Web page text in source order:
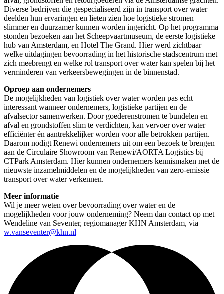
Diverse bedrijven die gespecialiseerd zijn in transport over water
deelden hun ervaringen en lieten zien hoe logistieke stromen
slimmer en duurzamer kunnen worden ingericht. Op het programma
stonden bezoeken aan het Scheepvaartmuseum, de eerste logistieke
hub van Amsterdam, en Hotel The Grand. Hier werd zichtbaar
welke uitdagingen bevoorrading in het historische stadscentrum met
zich meebrengt en welke rol transport over water kan spelen bij het
verminderen van verkeersbewegingen in de binnenstad.
Oproep aan ondernemers
De mogelijkheden van logistiek over water worden pas echt
interessant wanneer ondernemers, logistieke partijen en de
afvalsector samenwerken. Door goederenstromen te bundelen en
afval en grondstoffen slim te verdichten, kan vervoer over water
efficiënter én aantrekkelijker worden voor alle betrokken partijen.
Daarom nodigt Renewi ondernemers uit om een bezoek te brengen
aan de Circulaire Showroom van Renewi/AORTA Logistics bij
CTPark Amsterdam. Hier kunnen ondernemers kennismaken met de
nieuwste inzamelmiddelen en de mogelijkheden van zero-emissie
transport over water verkennen.
Meer informatie
Wil je meer weten over bevoorrading over water en de
mogelijkheden voor jouw onderneming? Neem dan contact op met
Wendeline van Seventer, regiomanager KHN Amsterdam, via
w.vanseventer@khn.nl